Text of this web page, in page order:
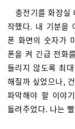
충전기를 화장실
작했다. 내 기분을
폰 화면의 숫자가
폰을 켜 긴급 전화
들리지 않도록 최
해질까 싶었으나,
파악해야 할 이야
돌려주었다. 나는